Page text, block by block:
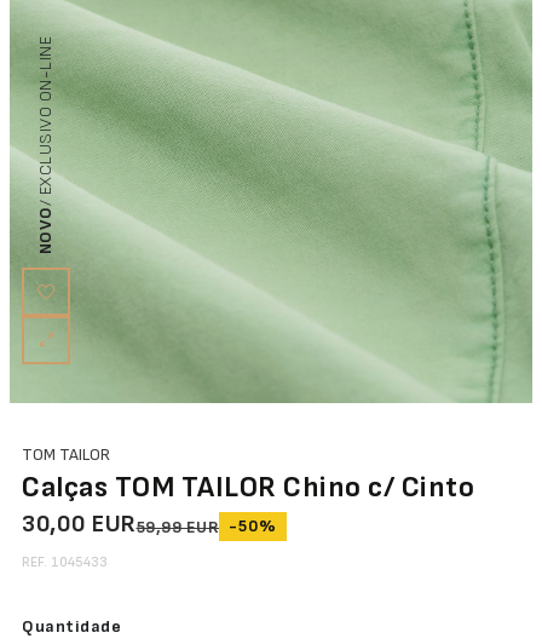
NOVO
/ EXCLUSIVO ON-LINE
TOM TAILOR
Calças TOM TAILOR Chino c/ Cinto
30,00 EUR59,99 EUR -50%
REF. 1045433
Quantidade